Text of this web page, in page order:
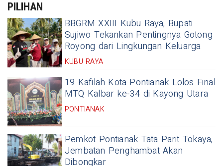
PILIHAN
BBGRM XXIII Kubu Raya, Bupati
Sujiwo Tekankan Pentingnya Gotong
Royong dari Lingkungan Keluarga
KUBU RAYA
19 Kafilah Kota Pontianak Lolos Final
MTQ Kalbar ke-34 di Kayong Utara
PONTIANAK
Pemkot Pontianak Tata Parit Tokaya,
Jembatan Penghambat Akan
Dibongkar